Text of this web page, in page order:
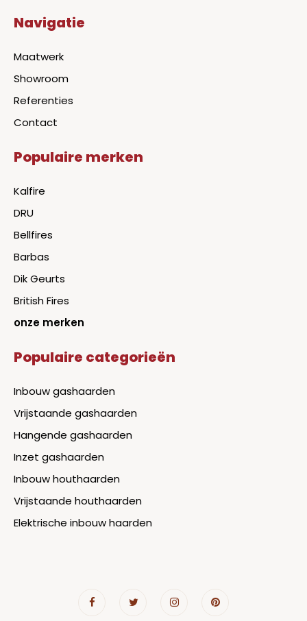
Navigatie
Maatwerk
Showroom
Referenties
Contact
Populaire merken
Kalfire
DRU
Bellfires
Barbas
Dik Geurts
British Fires
onze merken
Populaire categorieën
Inbouw gashaarden
Vrijstaande gashaarden
Hangende gashaarden
Inzet gashaarden
Inbouw houthaarden
Vrijstaande houthaarden
Elektrische inbouw haarden